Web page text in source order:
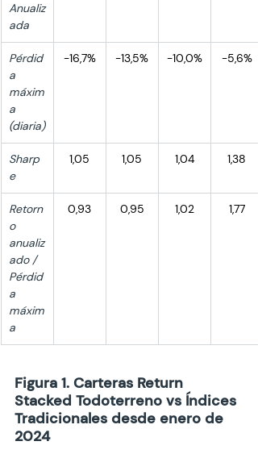
Anualiz
ada
Pérdid
a
máxim
a
(diaria)
-16,7% -13,5% -10,0% -5,6%
Sharp
e
1,05 1,05 1,04 1,38
Retorn
o
anualiz
ado /
Pérdid
a
máxim
a
0,93 0,95 1,02 1,77
Figura 1. Carteras Return
Stacked Todoterreno vs Índices
Tradicionales desde enero de
2024